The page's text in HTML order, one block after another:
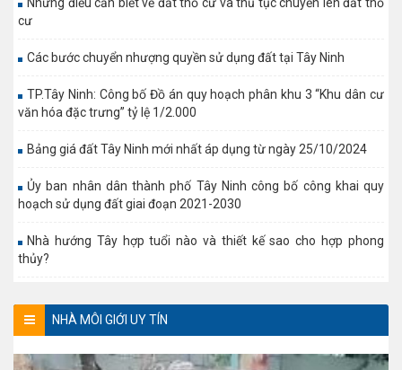
cư
Các bước chuyển nhượng quyền sử dụng đất tại Tây Ninh
TP.Tây Ninh: Công bố Đồ án quy hoạch phân khu 3 “Khu dân cư
văn hóa đặc trưng” tỷ lệ 1/2.000
Bảng giá đất Tây Ninh mới nhất áp dụng từ ngày 25/10/2024
Ủy ban nhân dân thành phố Tây Ninh công bố công khai quy
hoạch sử dụng đất giai đoạn 2021-2030
Nhà hướng Tây hợp tuổi nào và thiết kế sao cho hợp phong
thủy?
NHÀ MÔI GIỚI UY TÍN